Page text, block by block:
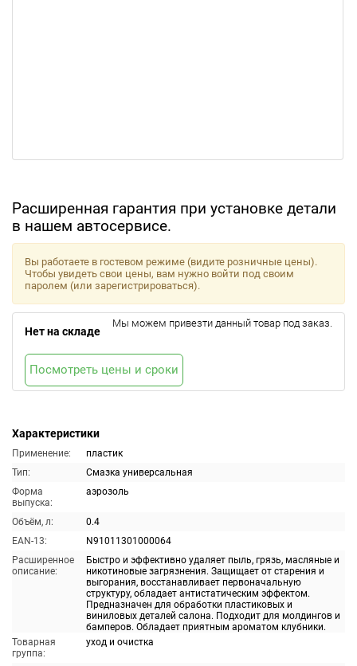
Расширенная гарантия при установке детали
в нашем автосервисе.
Характеристики
Применение:
пластик
Тип:
Смазка универсальная
Форма
выпуска:
аэрозоль
Объём, л:
0.4
EAN-13:
N91011301000064
Расширенное
описание:
Быстро и эффективно удаляет пыль, грязь, масляные и
никотиновые загрязнения. Защищает от старения и
выгорания, восстанавливает первоначальную
структуру, обладает антистатическим эффектом.
Предназначен для обработки пластиковых и
виниловых деталей салона. Подходит для молдингов и
бамперов. Обладает приятным ароматом клубники.
Товарная
группа:
уход и очистка
Вы работаете в гостевом режиме (видите розничные цены).
Чтобы увидеть свои цены, вам нужно войти под своим
паролем (или зарегистрироваться).
Нет на складе
Мы можем привезти данный товар под заказ.
Посмотреть цены и сроки